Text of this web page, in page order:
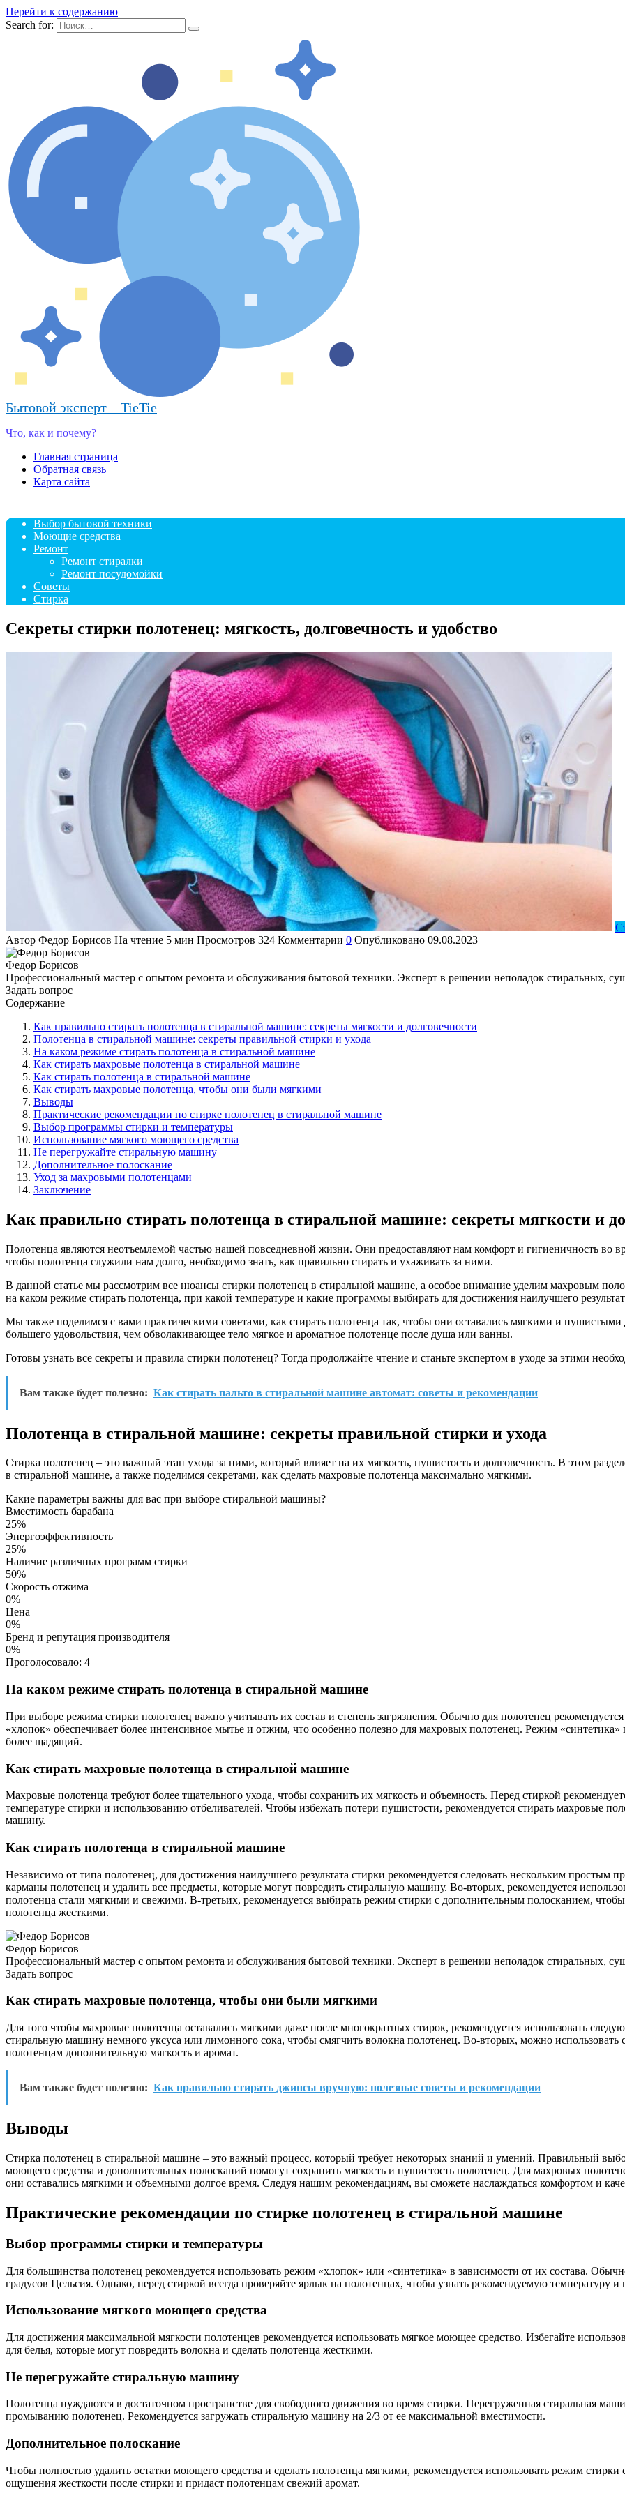
Перейти к содержанию
Search for:
Бытовой эксперт – TieTie
Что, как и почему?
Главная страница
Обратная связь
Карта сайта
Выбор бытовой техники
Моющие средства
Ремонт
Ремонт стиралки
Ремонт посудомойки
Советы
Стирка
Секреты стирки полотенец: мягкость, долговечность и удобство
Автор Федор Борисов На чтение 5 мин Просмотров 324 Комментарии 0 Опубликовано 09.08.2023
Федор Борисов
Профессиональный мастер с опытом ремонта и обслуживания бытовой техники. Эксперт в решении неполадок стиральных,
Задать вопрос
Содержание
Как правильно стирать полотенца в стиральной машине: секреты мягкости и долговечности
Полотенца в стиральной машине: секреты правильной стирки и ухода
На каком режиме стирать полотенца в стиральной машине
Как стирать махровые полотенца в стиральной машине
Как стирать полотенца в стиральной машине
Как стирать махровые полотенца, чтобы они были мягкими
Выводы
Практические рекомендации по стирке полотенец в стиральной машине
Выбор программы стирки и температуры
Использование мягкого моющего средства
Не перегружайте стиральную машину
Дополнительное полоскание
Уход за махровыми полотенцами
Заключение
Как правильно стирать полотенца в стиральной машине: секреты мягкости и
Полотенца являются неотъемлемой частью нашей повседневной жизни. Они предоставляют нам комфорт и гигиеничность во
чтобы полотенца служили нам долго, необходимо знать, как правильно стирать и ухаживать за ними.
В данной статье мы рассмотрим все нюансы стирки полотенец в стиральной машине, а особое внимание уделим махровым
на каком режиме стирать полотенца, при какой температуре и какие программы выбирать для достижения наилучшего
Мы также поделимся с вами практическими советами, как стирать полотенца так, чтобы они оставались мягкими и
большего удовольствия, чем обволакивающее тело мягкое и ароматное полотенце после душа или ванны.
Готовы узнать все секреты и правила стирки полотенец? Тогда продолжайте чтение и станьте экспертом в уходе за этими
Вам также будет полезно: Как стирать пальто в стиральной машине автомат: советы и рекомендации
Полотенца в стиральной машине: секреты правильной стирки и ухода
Стирка полотенец – это важный этап ухода за ними, который влияет на их мягкость, пушистость и долговечность. В этом
в стиральной машине, а также поделимся секретами, как сделать махровые полотенца максимально мягкими.
Какие параметры важны для вас при выборе стиральной машины?
Вместимость барабана
25%
Энергоэффективность
25%
Наличие различных программ стирки
50%
Скорость отжима
0%
Цена
0%
Бренд и репутация производителя
0%
Проголосовало: 4
На каком режиме стирать полотенца в стиральной машине
При выборе режима стирки полотенец важно учитывать их состав и степень загрязнения. Обычно для полотенец
«хлопок» обеспечивает более интенсивное мытье и отжим, что особенно полезно для махровых полотенец. Режим
более щадящий.
Как стирать махровые полотенца в стиральной машине
Махровые полотенца требуют более тщательного ухода, чтобы сохранить их мягкость и объемность. Перед стиркой
температуре стирки и использованию отбеливателей. Чтобы избежать потери пушистости, рекомендуется стирать махровые
машину.
Как стирать полотенца в стиральной машине
Независимо от типа полотенец, для достижения наилучшего результата стирки рекомендуется следовать нескольким простым
карманы полотенец и удалить все предметы, которые могут повредить стиральную машину. Во-вторых, рекомендуется
полотенца стали мягкими и свежими. В-третьих, рекомендуется выбирать режим стирки с дополнительным полосканием,
полотенца жесткими.
Федор Борисов
Профессиональный мастер с опытом ремонта и обслуживания бытовой техники. Эксперт в решении неполадок стиральных,
Задать вопрос
Как стирать махровые полотенца, чтобы они были мягкими
Для того чтобы махровые полотенца оставались мягкими даже после многократных стирок, рекомендуется использовать
стиральную машину немного уксуса или лимонного сока, чтобы смягчить волокна полотенец. Во-вторых, можно использовать
полотенцам дополнительную мягкость и аромат.
Вам также будет полезно: Как правильно стирать джинсы вручную: полезные советы и рекомендации
Выводы
Стирка полотенец в стиральной машине – это важный процесс, который требует некоторых знаний и умений. Правильный
моющего средства и дополнительных полосканий помогут сохранить мягкость и пушистость полотенец. Для махровых
они оставались мягкими и объемными долгое время. Следуя нашим рекомендациям, вы сможете наслаждаться комфортом и
Практические рекомендации по стирке полотенец в стиральной машине
Выбор программы стирки и температуры
Для большинства полотенец рекомендуется использовать режим «хлопок» или «синтетика» в зависимости от их состава.
градусов Цельсия. Однако, перед стиркой всегда проверяйте ярлык на полотенцах, чтобы узнать рекомендуемую температуру и
Использование мягкого моющего средства
Для достижения максимальной мягкости полотенцев рекомендуется использовать мягкое моющее средство. Избегайте
для белья, которые могут повредить волокна и сделать полотенца жесткими.
Не перегружайте стиральную машину
Полотенца нуждаются в достаточном пространстве для свободного движения во время стирки. Перегруженная стиральная
промыванию полотенец. Рекомендуется загружать стиральную машину на 2/3 от ее максимальной вместимости.
Дополнительное полоскание
Чтобы полностью удалить остатки моющего средства и сделать полотенца мягкими, рекомендуется использовать режим
ощущения жесткости после стирки и придаст полотенцам свежий аромат.